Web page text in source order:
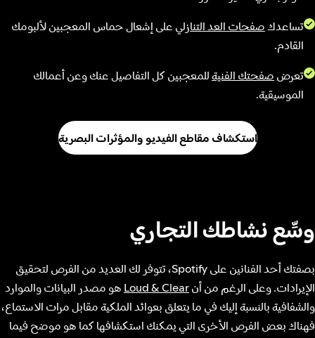
تساعدكصفحات العد التنازلي على إشعال حماس المعجبين لألبومك
القادم.
تعرض صفحتك الفنيةللمعجبين كل التفاصيل عنك وعن أعمالك
الموسيقية.
استكشاف مقاطع الفيديو والمؤثرات البصرية
وسِّع نشاطك التجاري
بصفتك أحد الفنانين على Spotify، تتوفر لك العديد من الفرص لتحقيق
الإيرادات. وعلى الرغم من أنLoud & Clear هو مصدر البيانات والموارد
والشفافية بالنسبة إليك في ما يتعلق بعوائد الملكية مقابل مرات الاستماع،
فهناك بعض الفرص الأخرى التي يمكنك استكشافها كما هو موضح فيما